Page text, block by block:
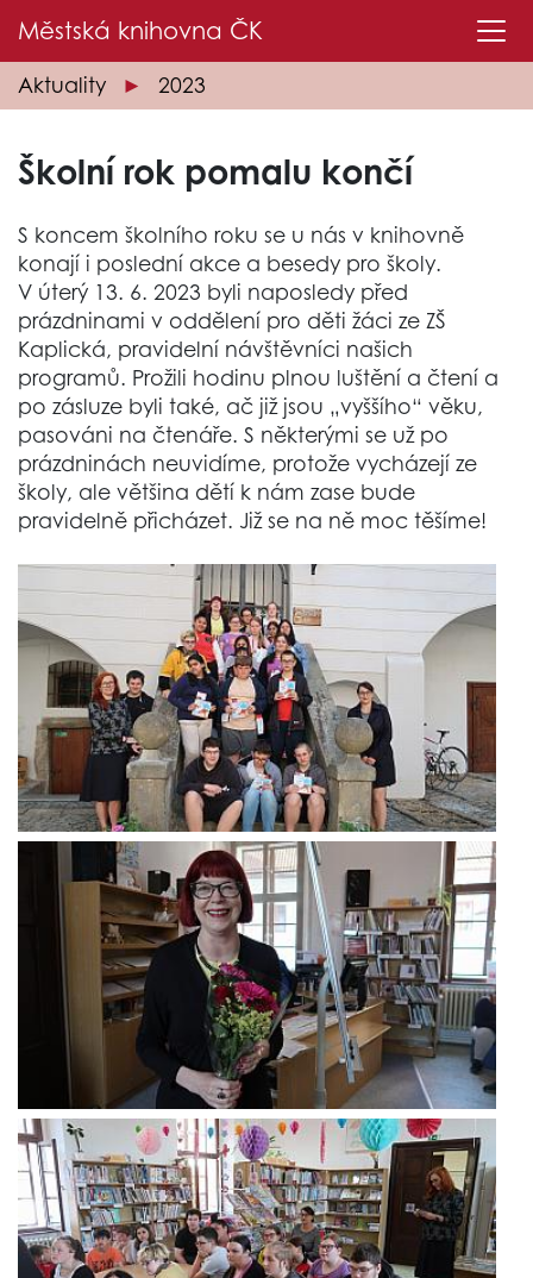
Městská knihovna ČK
Aktuality 2023
Školní rok pomalu končí
S koncem školního roku se u nás v knihovně
konají i poslední akce a besedy pro školy.
V úterý 13. 6. 2023 byli naposledy před
prázdninami v oddělení pro děti žáci ze ZŠ
Kaplická, pravidelní návštěvníci našich
programů. Prožili hodinu plnou luštění a čtení a
po zásluze byli také, ač již jsou „vyššího“ věku,
pasováni na čtenáře. S některými se už po
prázdninách neuvidíme, protože vycházejí ze
školy, ale většina dětí k nám zase bude
pravidelně přicházet. Již se na ně moc těšíme!